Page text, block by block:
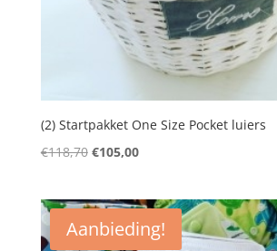
(2) Startpakket One Size Pocket luiers
€118,70 Oorspronkelijke
€118,70.
€105,00Huidige
€105,00.
Aanbieding!